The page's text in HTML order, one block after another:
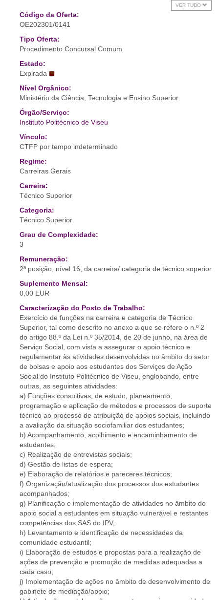
VER TUDO
Código da Oferta:
OE202301/0141
Tipo Oferta:
Procedimento Concursal Comum
Estado:
Expirada
Nível Orgânico:
Ministério da Ciência, Tecnologia e Ensino Superior
Órgão/Serviço:
Instituto Politécnico de Viseu
Vínculo:
CTFP por tempo indeterminado
Regime:
Carreiras Gerais
Carreira:
Técnico Superior
Categoria:
Técnico Superior
Grau de Complexidade:
3
Remuneração:
2ª posição, nível 16, da carreira/ categoria de técnico superior
Suplemento Mensal:
0,00 EUR
Caracterização do Posto de Trabalho:
Exercício de funções na carreira e categoria de Técnico
Superior, tal como descrito no anexo a que se refere o n.º 2
do artigo 88.º da Lei n.º 35/2014, de 20 de junho, na área de
Serviço Social, com vista a assegurar o apoio técnico e
regulamentar às atividades desenvolvidas no âmbito do setor
de bolsas e apoio aos estudantes dos Serviços de Ação
Social do Instituto Politécnico de Viseu, englobando, entre
outras, as seguintes atividades:
a) Funções consultivas, de estudo, planeamento,
programação e aplicação de métodos e processos de suporte
técnico ao processo de atribuição de apoios sociais, incluindo
a avaliação da situação sociofamiliar dos estudantes;
b) Acompanhamento, acolhimento e encaminhamento de
estudantes;
c) Realização de entrevistas sociais;
d) Gestão de listas de espera;
e) Elaboração de relatórios e pareceres técnicos;
f) Organização/atualização dos processos dos estudantes
acompanhados;
g) Planificação e implementação de atividades no âmbito do
apoio social a estudantes em situação vulnerável e restantes
competências dos SAS do IPV;
h) Levantamento e identificação de necessidades da
comunidade estudantil;
i) Elaboração de estudos e propostas para a realização de
ações de prevenção e promoção de medidas adequadas a
cada caso;
j) Implementação de ações no âmbito de desenvolvimento de
gabinete de mediação/apoio;